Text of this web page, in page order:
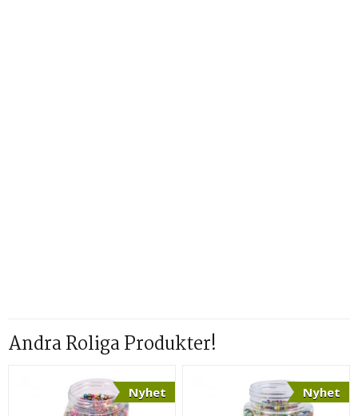
Andra Roliga Produkter!
Nyhet Nyhet